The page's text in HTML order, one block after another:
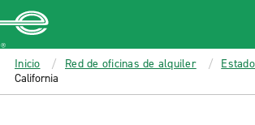
MAIN
CONTENT
Enterprise
Inicio Red de oficinas de alquiler
California